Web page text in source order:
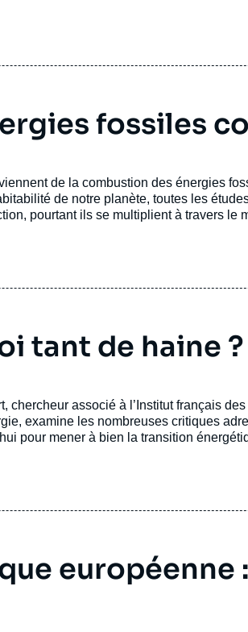
fossiles
de la combustion des énergies
de notre planète, toutes les
pourtant ils se multiplient à travers le
tant de haine ?
chercheur associé à l’Institut français
examine les nombreuses critiques
pour mener à bien la transition
européenne